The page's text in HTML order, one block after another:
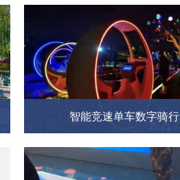
智能竞速单车数字骑行